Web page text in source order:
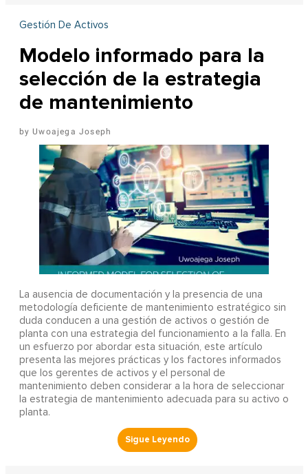
Gestión De Activos
Modelo informado para la
selección de la estrategia
de mantenimiento
Uwoajega Joseph
La ausencia de documentación y la presencia de una
metodología deficiente de mantenimiento estratégico sin
duda conducen a una gestión de activos o gestión de
planta con una estrategia del funcionamiento a la falla. En
un esfuerzo por abordar esta situación, este artículo
presenta las mejores prácticas y los factores informados
que los gerentes de activos y el personal de
mantenimiento deben considerar a la hora de seleccionar
la estrategia de mantenimiento adecuada para su activo o
planta.